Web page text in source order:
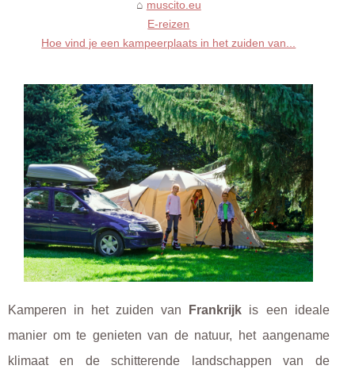
muscito.eu
E-reizen
Hoe vind je een kampeerplaats in het zuiden van...
Kamperen in het zuiden van Frankrijk is een ideale
manier om te genieten van de natuur, het aangename
klimaat en de schitterende landschappen van de